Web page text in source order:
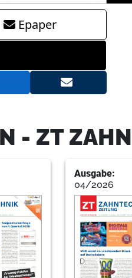
Epaper
- ZT
Ausgabe:
04/2026